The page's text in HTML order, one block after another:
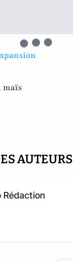
maïs
AUTEURS
Rédaction